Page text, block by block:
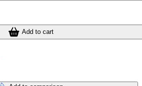
Add to cart